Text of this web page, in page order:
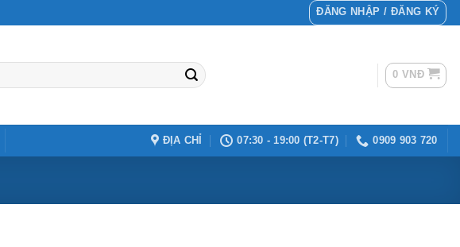
ĐĂNG NHẬP / ĐĂNG KÝ
0 VNĐ
ĐỊA CHỈ 07:30 - 19:00 (T2-T7) 0909 903 720